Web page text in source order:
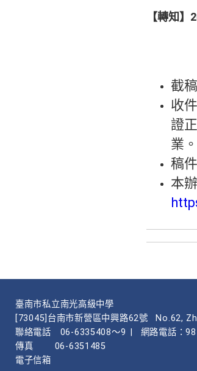
【轉知
截
收
證
業。
稿
本
臺南市私立南光高級中學
[73045]台南市新營區中興路62號
No.62,
聯絡電話
06-6335408～9
網路電話：
傳真
06-6351485
電子信箱